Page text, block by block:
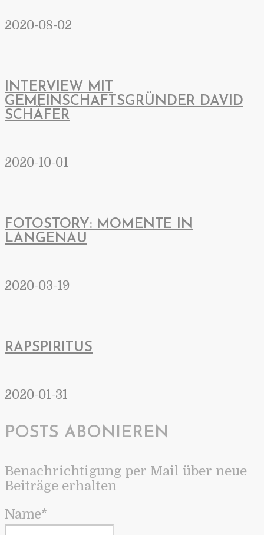
2020-08-02
INTERVIEW MIT
GEMEINSCHAFTSGRÜNDER DAVID
SCHÄFER
2020-10-01
FOTOSTORY: MOMENTE IN
LANGENAU
2020-03-19
RAPSPIRITUS
2020-01-31
POSTS ABONIEREN
Benachrichtigung per Mail über neue
Beiträge erhalten
Name*